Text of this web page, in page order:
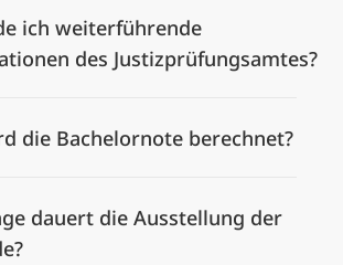
ich weiterführende
des Justizprüfungsamtes?
die Bachelornote berechnet?
dauert die Ausstellung der